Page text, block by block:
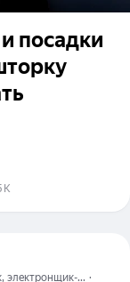
посадки
K
электронщик-... ·